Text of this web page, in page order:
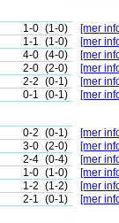
1-0 (1-0)
[mer
1-1 (1-0)
[mer
4-0 (4-0)
[mer
2-0 (2-0)
[mer
2-2 (0-1)
[mer
0-1 (0-1) [mer
0-2 (0-1)
[mer
3-0 (2-0)
[mer
2-4 (0-4)
[mer
1-0 (1-0)
[mer
1-2 (1-2)
[mer
2-1 (0-1) [mer